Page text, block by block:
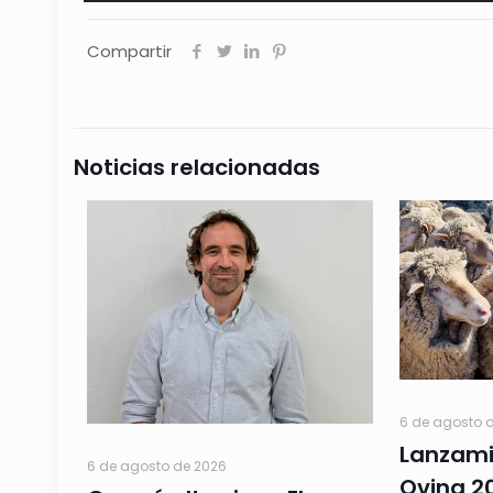
Compartir
Noticias relacionadas
6 de agosto de 2026
6 de agosto